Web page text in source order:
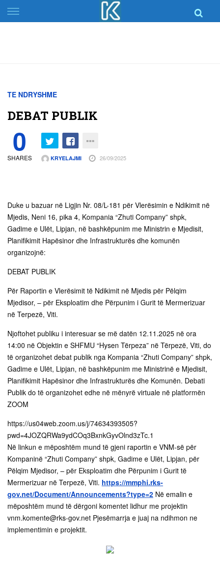
Skip
to
TE NDRYSHME
DEBAT PUBLIK
0
SHARES KRYELAJMI 26/09/2025
Duke u bazuar në Ligjin Nr. 08/L-181 për Vlerësimin e Ndikimit në
Mjedis, Neni 16, pika 4, Kompania “Zhuti Company” shpk,
Gadime e Ulët, Lipjan, në bashkëpunim me Ministrin e Mjedisit,
Planifikimit Hapësinor dhe Infrastrukturës dhe komunën
organizojnë:
DEBAT PUBLIK
Për Raportin e Vlerësimit të Ndikimit në Mjedis për Pëlqim
Mjedisor, – për Eksploatim dhe Përpunim i Gurit të Mermerizuar
në Terpezë, Viti.
Njoftohet publiku i interesuar se më datën 12.11.2025 në ora
14:00 në Objektin e SHFMU “Hysen Tërpeza” në Tërpezë, Viti, do
të organizohet debat publik nga Kompania “Zhuti Company” shpk,
Gadime e Ulët, Lipjan, në bashkëpunim me Ministrinë e Mjedisit,
Planifikimit Hapësinor dhe Infrastrukturës dhe Komunën. Debati
Publik do të organizohet edhe në mënyrë virtuale në platformën
ZOOM
https://us04web.zoom.us/j/74634393505?
pwd=4JOZQRWa9ydCOq3BxnkGyvOlnd3zTc.1
Në linkun e mëposhtëm mund të gjeni raportin e VNM-së për
Kompaninë “Zhuti Company” shpk, Gadime e Ulët, Lipjan, për
Pëlqim Mjedisor, – për Eksploatim dhe Përpunim i Gurit të
Mermerizuar në Terpezë, Viti. https://mmphi.rks-
gov.net/Document/Announcements?type=2 Në emalin e
mëposhtëm mund të dërgoni komentet lidhur me projektin
vnm.komente@rks-gov.net Pjesëmarrja e juaj na ndihmon ne
implementimin e projektit.